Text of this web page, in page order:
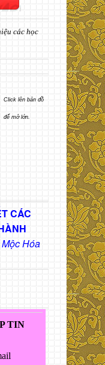
các học
Click lên bản đồ
để mở lớn.
CÁC
Hóa
TIN